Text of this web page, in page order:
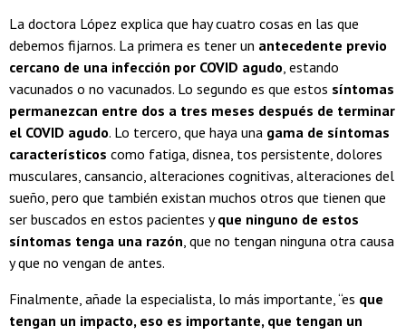
La doctora López explica que hay cuatro cosas en las que
debemos fijarnos. La primera es tener un antecedente previo
cercano de una infección por COVID agudo, estando
vacunados o no vacunados. Lo segundo es que estos síntomas
permanezcan entre dos a tres meses después de terminar
el COVID agudo. Lo tercero, que haya una gama de síntomas
característicos como fatiga, disnea, tos persistente, dolores
musculares, cansancio, alteraciones cognitivas, alteraciones del
sueño, pero que también existan muchos otros que tienen que
ser buscados en estos pacientes yque ninguno de estos
síntomas tenga una razón, que no tengan ninguna otra causa
y que no vengan de antes.
Finalmente, añade la especialista, lo más importante, “es que
tengan un impacto, eso es importante, que tengan un